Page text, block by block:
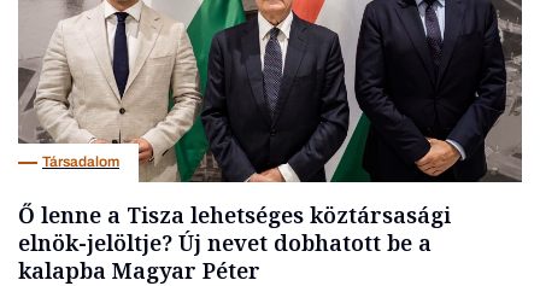
Társadalom
Ő lenne a Tisza lehetséges köztársasági
elnök-jelöltje? Új nevet dobhatott be a
kalapba Magyar Péter